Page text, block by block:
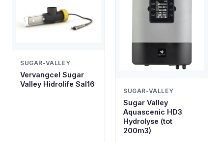
SUGAR-VALLEY
Vervangcel Sugar
Valley Hidrolife Sal16
SUGAR-VALLEY
Sugar Valley
Aquascenic HD3
Hydrolyse (tot
200m3)